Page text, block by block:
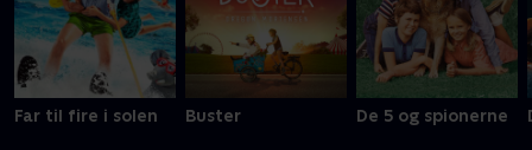
Far til fire i solen Buster De 5 og spionerne